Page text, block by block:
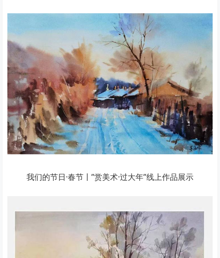
我们的节日·春节丨”赏美术·过大年”线上作品展示